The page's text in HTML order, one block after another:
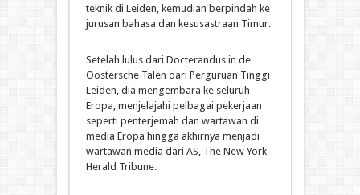
teknik di Leiden, kemudian berpindah ke
jurusan bahasa dan kesusastraan Timur.
Setelah lulus dari Docterandus in de
Oostersche Talen dari Perguruan Tinggi
Leiden, dia mengembara ke seluruh
Eropa, menjelajahi pelbagai pekerjaan
seperti penterjemah dan wartawan di
media Eropa hingga akhirnya menjadi
wartawan media dari AS, The New York
Herald Tribune.